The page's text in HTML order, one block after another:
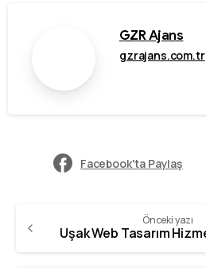
GZR Ajans
gzrajans.com.tr
Facebook'ta Paylaş
Önceki yazı